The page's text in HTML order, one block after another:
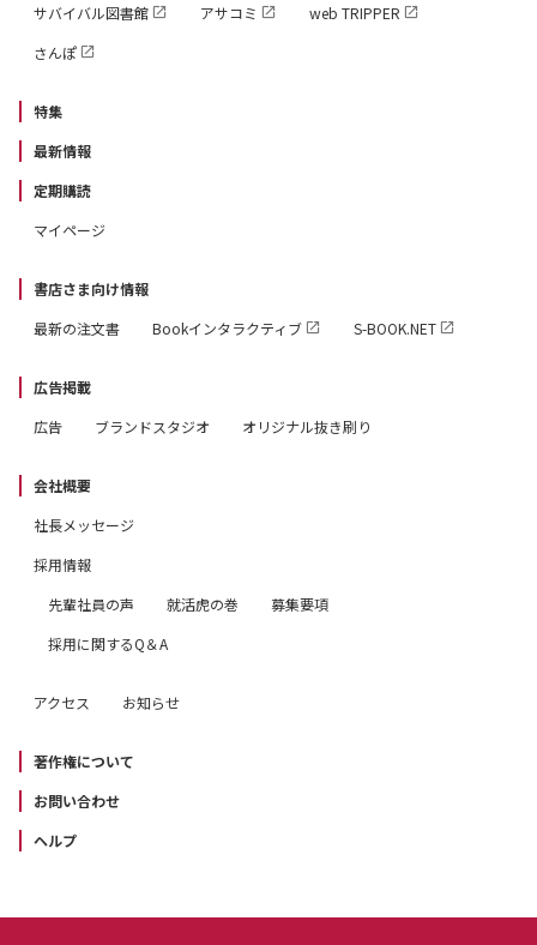
サバイバル図書館
アサコミ
web TRIPPER
さんぽ
特集
最新情報
定期購読
マイページ
書店さま向け情報
最新の注文書
Bookインタラクティブ S-BOOK.NET
広告掲載
広告
ブランドスタジオ オリジナル抜き刷り
会社概要
社長メッセージ
採用情報
先輩社員の声
就活虎の巻
募集要項
採用に関するQ＆A
アクセス お知らせ
著作権について
お問い合わせ
ヘルプ